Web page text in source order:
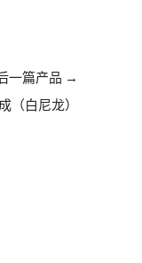
一篇产品 →
（白尼龙）